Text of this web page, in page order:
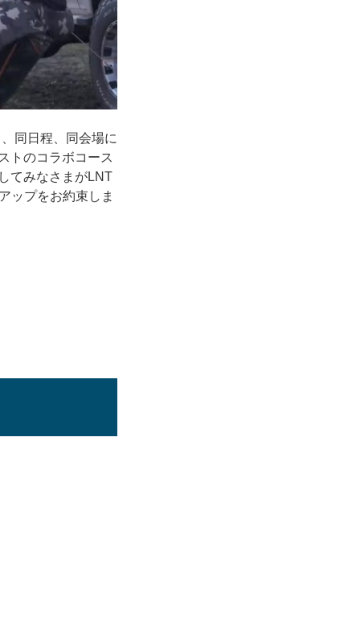
同日程、同会場に
トのコラボコース
てみなさまがLNT
ップをお約束しま